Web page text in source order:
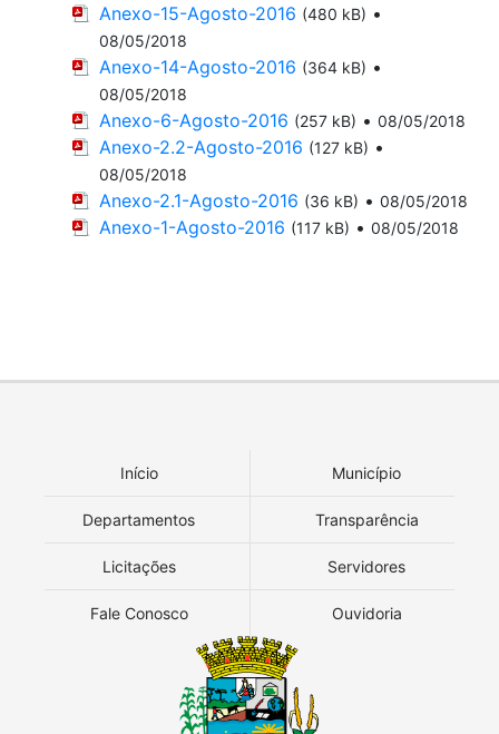
Anexo-15-Agosto-2016 (480 kB) •
08/05/2018
Anexo-14-Agosto-2016 (364 kB) •
08/05/2018
Anexo-6-Agosto-2016 (257 kB) • 08/05/2018
Anexo-2.2-Agosto-2016 (127 kB) •
08/05/2018
Anexo-2.1-Agosto-2016 (36 kB) • 08/05/2018
Anexo-1-Agosto-2016 (117 kB) • 08/05/2018
Início Município
Departamentos Transparência
Licitações Servidores
Fale Conosco Ouvidoria